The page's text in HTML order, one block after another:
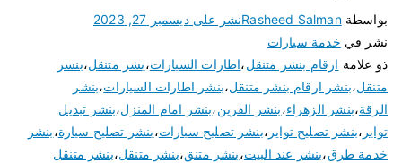
بواسطةRasheed Salmanنشر علىديسمبر 27, 2023
نشر في خدمة سيارات
ذو علامة ارقام بنشر متنقل،اطارات السيارات،بشر متنقل،بنسر
متنقل،بنشر ارقام بنشر متنقل،بنشر اطارات السيارات،بنشر
الرقة،بنشر الزهراء،بنشر القرين،بنشر امام المنزل،بنشر تبديل
تواير ،بنشر تصليح تواير ،بنشر تصليح سيارات،بنشر تصليح سيارة،بنشر
خدمة طرق،بنشر عند البيت،بنشر متنق،بنشر متنقل،بنشر متنقل